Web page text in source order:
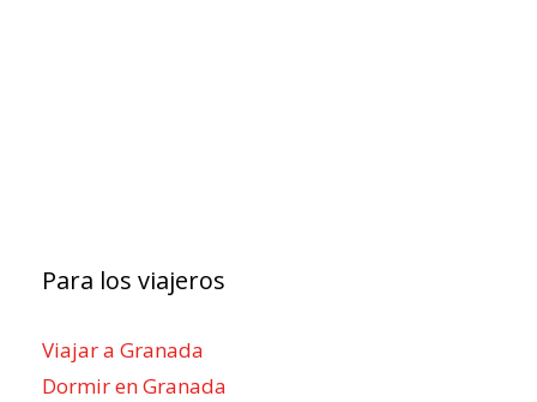
Para los viajeros
Viajar a Granada
Dormir en Granada